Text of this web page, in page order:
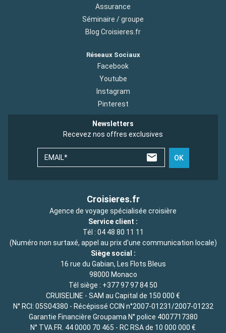
Assurance
Séminaire / groupe
Blog Croisieres.fr
Réseaux Sociaux
Facebook
Youtube
Instagram
Pinterest
Newsletters
Recevez nos offres exclusives
EMAIL* OK
Croisieres.fr
Agence de voyage spécialisée croisière
Service client :
Tél : 04 48 80 11 11
(Numéro non surtaxé, appel au prix d'une communication locale)
Siège social :
16 rue du Gabian, Les Flots Bleus
98000 Monaco
Tél siège : +377 97 97 84 50
CRUISELINE - SAM au Capital de 150 000 €
N° RCI: 05S04380 - Récépissé CCIN n°2007-01231/2007-01232
Garantie Financière Groupama N° police 4007717380
N° TVA FR. 44 0000 70 465 - RC RSA de 10 000 000 €